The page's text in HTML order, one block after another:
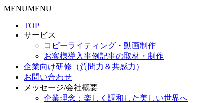
MENUMENU
TOP
サービス
コピーライティング・動画制作
お客様導入事例記事の取材・制作
企業向け研修（質問力＆共感力）
お問い合わせ
メッセージ/会社概要
企業理念：楽しく調和した美しい世界へ